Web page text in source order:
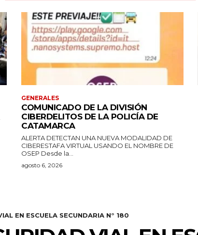
GENERALES
COMUNICADO DE LA DIVISIÓN
CIBERDELITOS DE LA POLICÍA DE
CATAMARCA
ALERTA DETECTAN UNA NUEVA MODALIDAD DE
CIBERESTAFA VIRTUAL USANDO EL NOMBRE DE
OSEP Desde la...
agosto 6, 2026